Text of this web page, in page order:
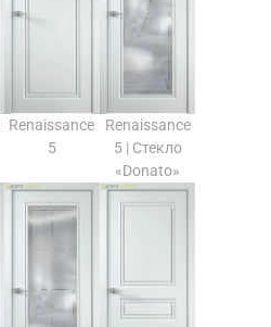
Renaissance
5
Renaissance
5 | Стекло
«Donato»